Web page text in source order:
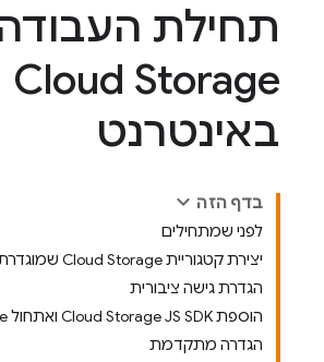
תחילת
Cloud Storage
באינטרנט
בדף הזה
לפני שמתחילים
יצירת קטגוריית Cloud Storage שמוגדרת כברירת מחדל
הגדרת גישה ציבורית
הוספת Cloud Storage JS SDK ואתחול Cloud Storage
הגדרה מתקדמת